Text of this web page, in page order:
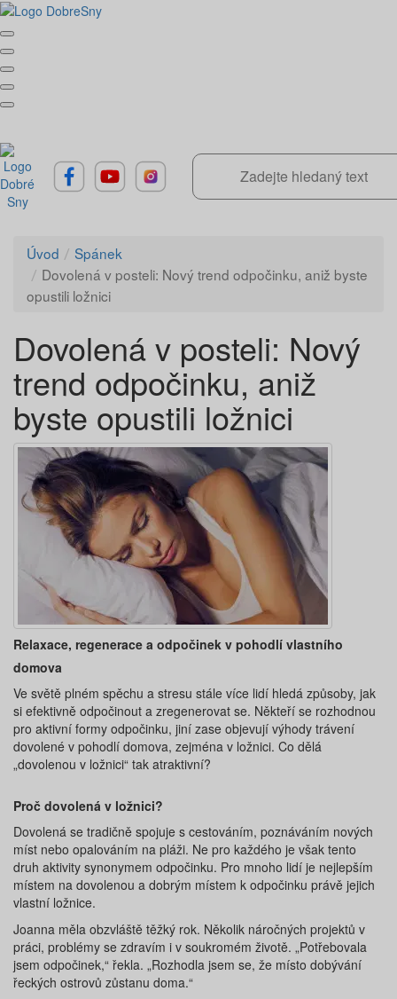
Úvod
Spánek
Dovolená v posteli: Nový trend odpočinku, aniž byste
opustili ložnici
Dovolená v posteli: Nový
trend odpočinku, aniž
byste opustili ložnici
Relaxace, regenerace a odpočinek v pohodlí vlastního
domova
Ve světě plném spěchu a stresu stále více lidí hledá způsoby, jak
si efektivně odpočinout a zregenerovat se. Někteří se rozhodnou
pro aktivní formy odpočinku, jiní zase objevují výhody trávení
dovolené v pohodlí domova, zejména v ložnici. Co dělá
„dovolenou v ložnici“ tak atraktivní?
Proč dovolená v ložnici?
Dovolená se tradičně spojuje s cestováním, poznáváním nových
míst nebo opalováním na pláži. Ne pro každého je však tento
druh aktivity synonymem odpočinku. Pro mnoho lidí je nejlepším
místem na dovolenou a dobrým místem k odpočinku právě jejich
vlastní ložnice.
Joanna měla obzvláště těžký rok. Několik náročných projektů v
práci, problémy se zdravím i v soukromém životě. „Potřebovala
jsem odpočinek,“ řekla. „Rozhodla jsem se, že místo dobývání
řeckých ostrovů zůstanu doma.“